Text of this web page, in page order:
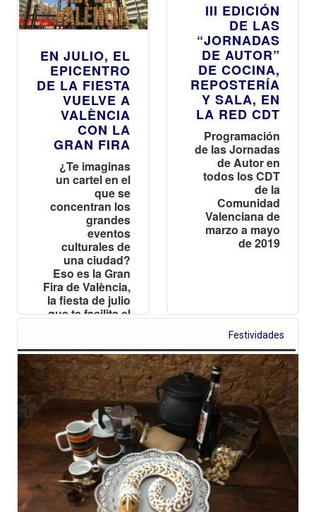
EN JULIO, EL
EPICENTRO
DE LA FIESTA
VUELVE A
VALÈNCIA
CON LA
GRAN FIRA
¿Te imaginas
un cartel en el
que se
concentran los
grandes
eventos
culturales de
una ciudad?
Eso es la Gran
Fira de València,
la fiesta de julio
que te facilita el
máximo tu
verano
III EDICIÓN
DE LAS
“JORNADAS
DE AUTOR”
DE COCINA,
REPOSTERÍA
Y SALA, EN
LA RED CDT
Programación
de las Jornadas
de Autor en
todos los CDT
de la
Comunidad
Valenciana de
marzo a mayo
de 2019
Festividades